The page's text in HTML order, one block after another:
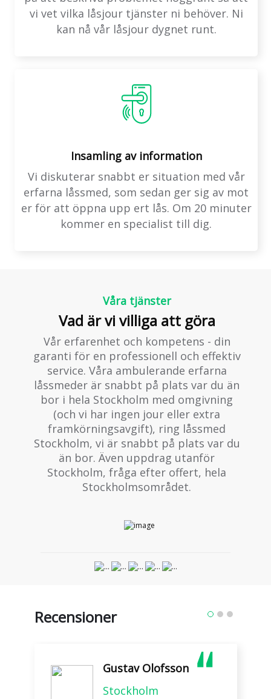
vi vet vilka låsjour tjänster ni behöver. Ni
kan nå vår låsjour dygnet runt.
Insamling av information
Vi diskuterar snabbt er situation med vår
erfarna låssmed, som sedan ger sig av mot
er för att öppna upp ert lås. Om 20 minuter
kommer en specialist till dig.
Våra tjänster
Vad är vi villiga att göra
Vår erfarenhet och kompetens - din
garanti för en professionell och effektiv
service. Våra ambulerande erfarna
låssmeder är snabbt på plats var du än
bor i hela Stockholm med omgivning
(och vi har ingen jour eller extra
framkörningsavgift), ring låssmed
Stockholm, vi är snabbt på plats var du
än bor. Även uppdrag utanför
Stockholm, fråga efter offert, hela
Stockholmsområdet.
Recensioner
Gustav Olofsson
Stockholm